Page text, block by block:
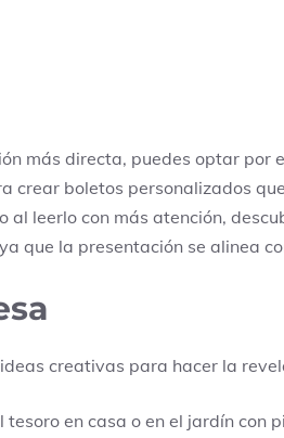
más directa, puedes optar
crear boletos personalizados
leerlo con más atención,
que la presentación se alinea
creativas para hacer la
en casa o en el jardín